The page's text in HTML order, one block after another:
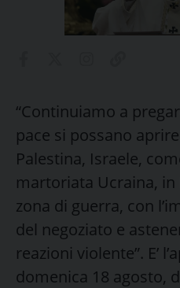
“Continuiamo a
pace si possano
Palestina, Israele,
martoriata Ucraina,
zona di guerra, con
del negoziato e
reazioni violente”. E’
domenica 18 agosto,